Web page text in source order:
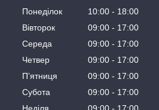
Понеділок 10:00
18:00
Вівторок
09:00
17:00
Середа
09:00
17:00
Четвер
09:00
17:00
Пʼятниця
09:00
17:00
Субота
09:00
17:00
Неділя
09:00 17:00